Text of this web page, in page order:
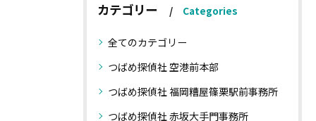
カテゴリー Categories
全てのカテゴリー
つばめ探偵社 空港前本部
つばめ探偵社 福岡糟屋篠栗駅前事務所
つばめ探偵社 赤坂大手門事務所